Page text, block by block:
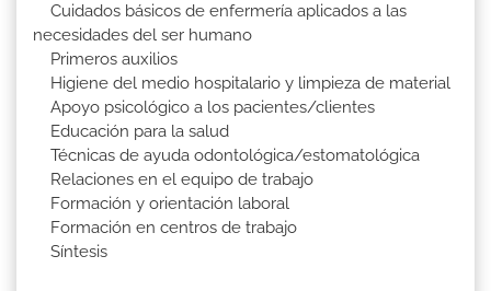
Cuidados básicos de enfermería aplicados a las
necesidades del ser humano
Primeros auxilios
Higiene del medio hospitalario y limpieza de material
Apoyo psicológico a los pacientes/clientes
Educación para la salud
Técnicas de ayuda odontológica/estomatológica
Relaciones en el equipo de trabajo
Formación y orientación laboral
Formación en centros de trabajo
Síntesis